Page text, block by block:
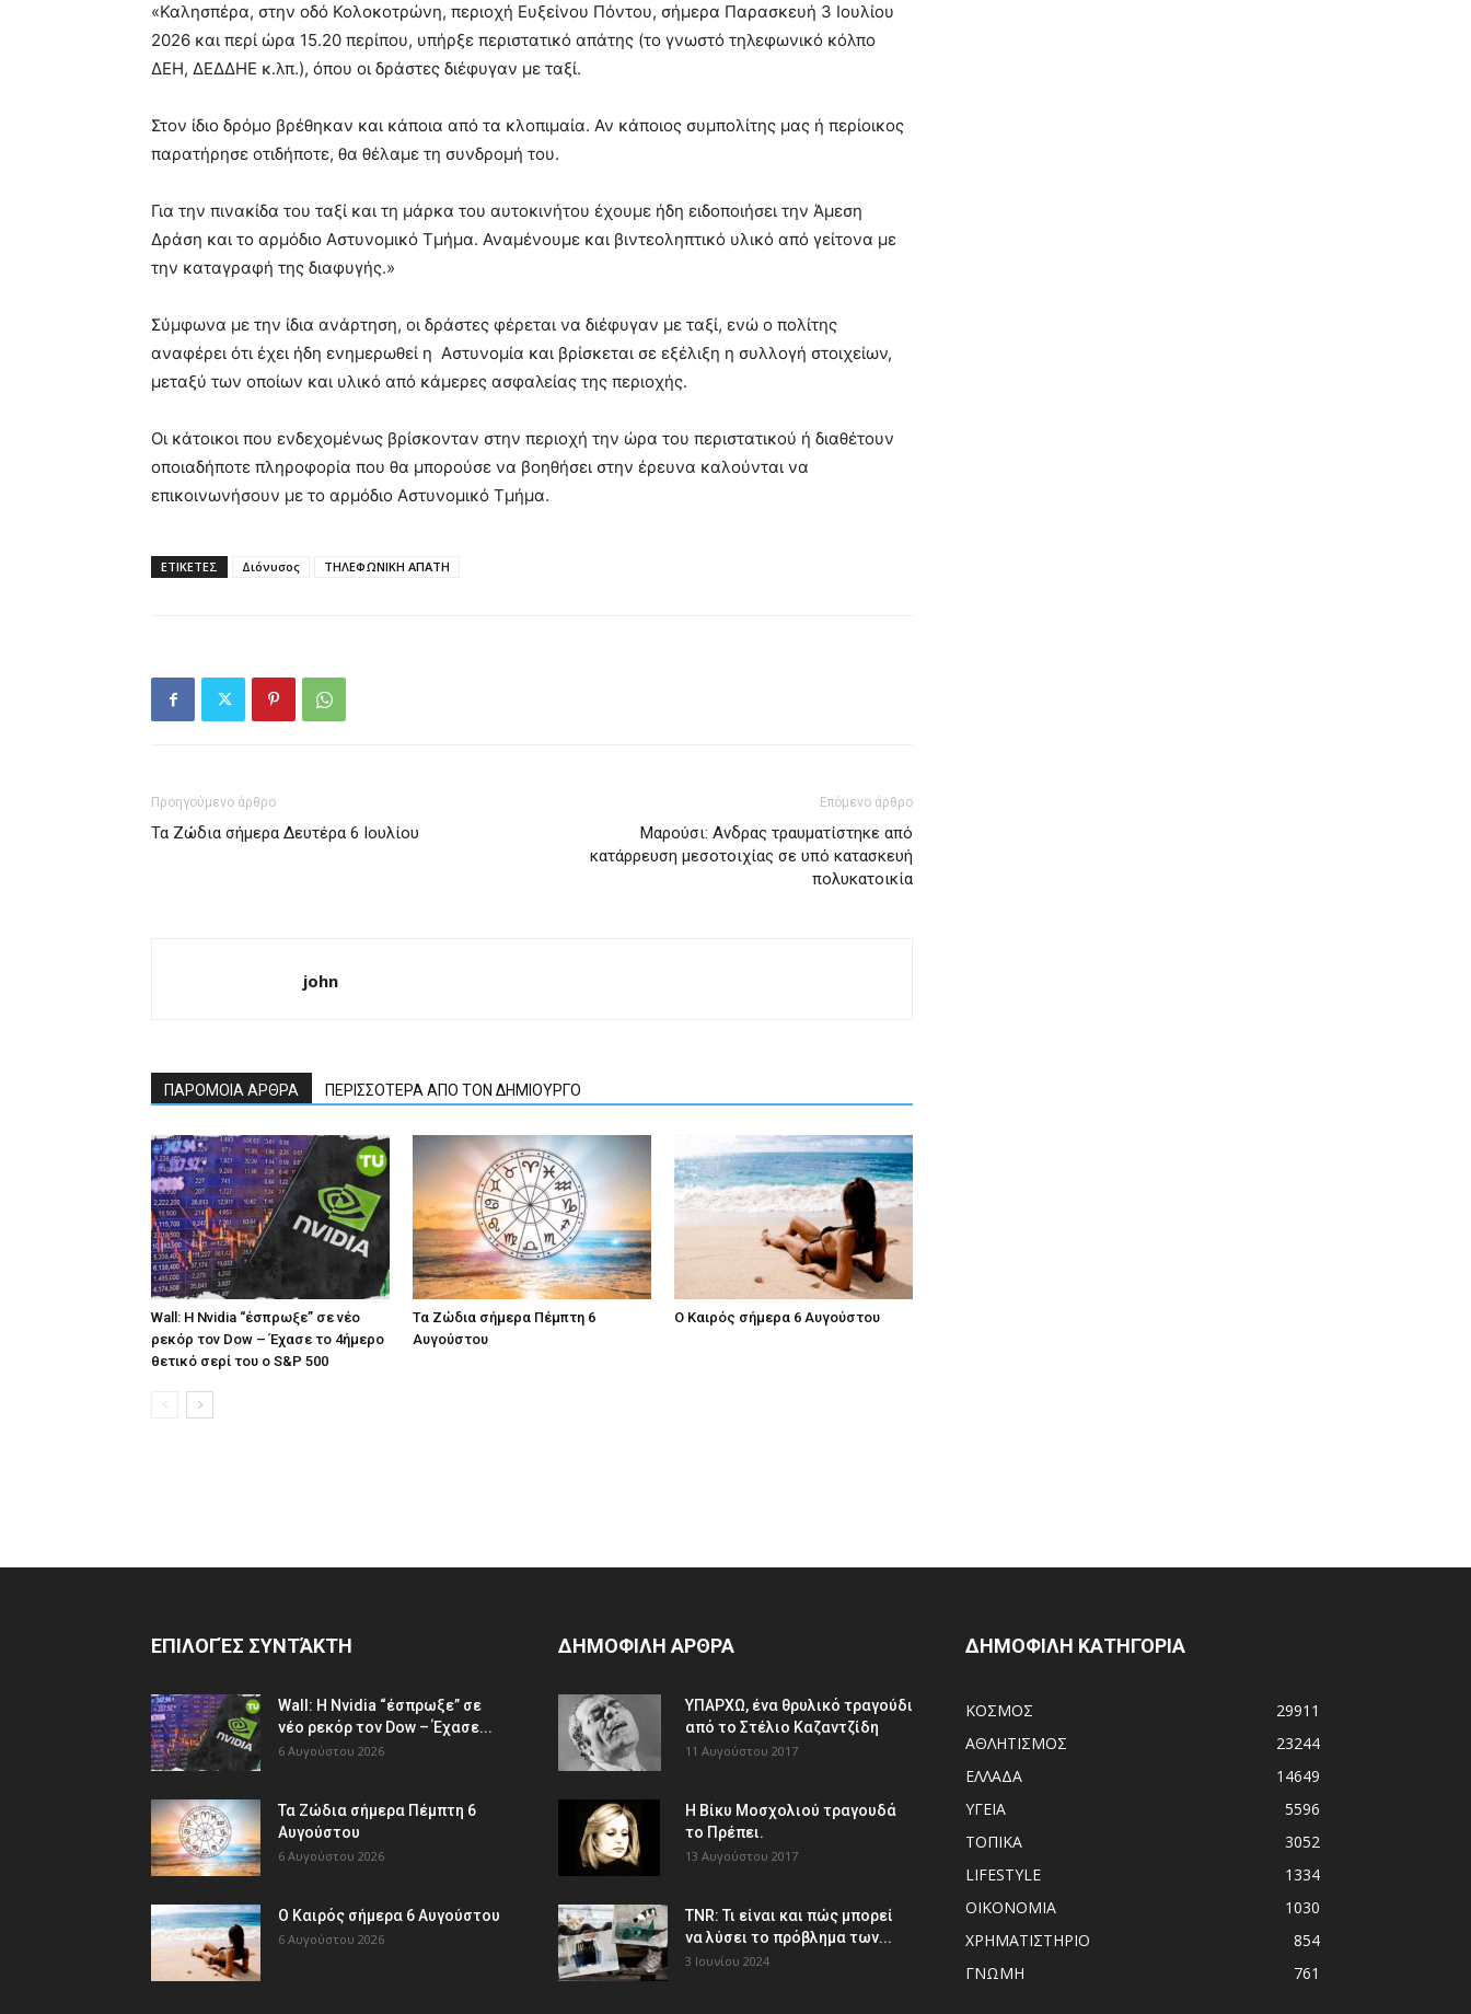
«Καλησπέρα, στην οδό Κολοκοτρώνη, περιοχή Ευξείνου Πόντου, σήμερα Παρασκευή 3 Ιουλίου
2026 και περί ώρα 15.20 περίπου, υπήρξε περιστατικό απάτης (το γνωστό τηλεφωνικό κόλπο
ΔΕΗ, ΔΕΔΔΗΕ κ.λπ.), όπου οι δράστες διέφυγαν με ταξί.
Στον ίδιο δρόμο βρέθηκαν και κάποια από τα κλοπιμαία. Αν κάποιος συμπολίτης μας ή περίοικος
παρατήρησε οτιδήποτε, θα θέλαμε τη συνδρομή του.
Για την πινακίδα του ταξί και τη μάρκα του αυτοκινήτου έχουμε ήδη ειδοποιήσει την Άμεση
Δράση και το αρμόδιο Αστυνομικό Τμήμα. Αναμένουμε και βιντεοληπτικό υλικό από γείτονα με
την καταγραφή της διαφυγής.»
Σύμφωνα με την ίδια ανάρτηση, οι δράστες φέρεται να διέφυγαν με ταξί, ενώ ο πολίτης
αναφέρει ότι έχει ήδη ενημερωθεί η Αστυνομία και βρίσκεται σε εξέλιξη η συλλογή στοιχείων,
μεταξύ των οποίων και υλικό από κάμερες ασφαλείας της περιοχής.
Οι κάτοικοι που ενδεχομένως βρίσκονταν στην περιοχή την ώρα του περιστατικού ή διαθέτουν
οποιαδήποτε πληροφορία που θα μπορούσε να βοηθήσει στην έρευνα καλούνται να
επικοινωνήσουν με το αρμόδιο Αστυνομικό Τμήμα.
ΕΤΙΚΕΤΕΣ Διόνυσος ΤΗΛΕΦΩΝΙΚΗ ΑΠΑΤΗ
Προηγούμενο άρθρο
Τα Ζώδια σήμερα Δευτέρα 6 Ιουλίου
Επόμενο άρθρο
Μαρούσι: Ανδρας τραυματίστηκε από
κατάρρευση μεσοτοιχίας σε υπό κατασκευή
πολυκατοικία
john
ΠΑΡΟΜΟΙΑ ΑΡΘΡΑ ΠΕΡΙΣΣΟΤΕΡΑ ΑΠΟ ΤΟΝ ΔΗΜΙΟΥΡΓΟ
Wall: Η Nvidia “έσπρωξε” σε νέο
ρεκόρ τον Dow – Έχασε το 4ήμερο
θετικό σερί του ο S&P 500
Τα Ζώδια σήμερα Πέμπτη 6
Αυγούστου
Ο Καιρός σήμερα 6 Αυγούστου
ΕΠΙΛΟΓΈΣ ΣΥΝΤΆΚΤΗ
Wall: Η Nvidia “έσπρωξε” σε
νέο ρεκόρ τον Dow – Έχασε...
6 Αυγούστου 2026
Τα Ζώδια σήμερα Πέμπτη 6
Αυγούστου
6 Αυγούστου 2026
Ο Καιρός σήμερα 6 Αυγούστου
6 Αυγούστου 2026
ΔΗΜΟΦΙΛΗ ΑΡΘΡΑ
ΥΠΑΡΧΩ, ένα θρυλικό τραγούδι
από το Στέλιο Καζαντζίδη
11 Αυγούστου 2017
Η Βίκυ Μοσχολιού τραγουδά
το Πρέπει.
13 Αυγούστου 2017
TNR: Τι είναι και πώς μπορεί
να λύσει το πρόβλημα των...
3 Ιουνίου 2024
ΔΗΜΟΦΙΛΗ ΚΑΤΗΓΟΡΙΑ
ΚΟΣΜΟΣ
29911
ΑΘΛΗΤΙΣΜΟΣ
23244
ΕΛΛΑΔΑ
14649
ΥΓΕΙΑ
5596
ΤΟΠΙΚΑ
3052
LIFESTYLE
1334
ΟΙΚΟΝΟΜΙΑ
1030
ΧΡΗΜΑΤΙΣΤΗΡΙΟ
854
ΓΝΩΜΗ
761